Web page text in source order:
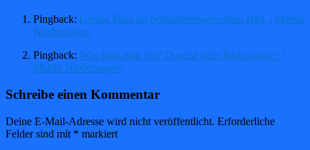
Pingback: Genug Platz im behindertengerechten Bad. | Martin
Niedermayer
Pingback: Was baut man ein? Dusche oder Badewanne? |
Martin Niedermayer
Schreibe einen Kommentar
Deine E-Mail-Adresse wird nicht veröffentlicht. Erforderliche
Felder sind mit * markiert